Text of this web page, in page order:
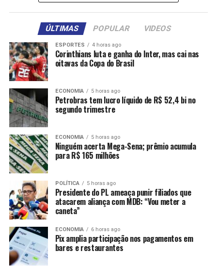
O rápido ritmo de semeadura pode ser atribuído a
fatores como boas condições de clima, que têm
favorecido o desenvolvimento da soja nas principais
regiões produtoras, e ao avanço nas tecnologias de
plantio, que permitiram aos produtores otimizar o
tempo de campo. A produtividade também se mostra
promissora, uma vez que a antecipação no plantio pode
resultar em uma colheita mais eficiente.
O levantamento também destaca que, apesar do avanço
nas atividades de plantio, o desempenho da soja
brasileira ainda dependerá da continuidade das boas
condições climáticas nas próximas semanas. O regime de
chuvas, aliado a temperaturas amenas, será essencial
para garantir que as lavouras sigam em bom
desenvolvimento ao longo das próximas fases de
crescimento.
As expectativas para a safra 2024/25 são altas, com
projeções de crescimento na produção, impulsionadas
por áreas plantadas maiores e por uma recuperação do
mercado externo, com demanda crescente
principalmente da China, principal destino das
ÚLTIMAS POPULAR VIDEOS
ESPORTES 4 horas ago
Corinthians luta e ganha do Inter, mas cai nas
oitavas da Copa do Brasil
ECONOMIA 5 horas ago
Petrobras tem lucro líquido de R$ 52,4 bi no
segundo trimestre
ECONOMIA 5 horas ago
Ninguém acerta Mega-Sena; prêmio acumula
para R$ 165 milhões
POLÍTICA 5 horas ago
Presidente do PL ameaça punir filiados que
atacarem aliança com MDB: “Vou meter a
caneta”
ECONOMIA 6 horas ago
Pix amplia participação nos pagamentos em
bares e restaurantes